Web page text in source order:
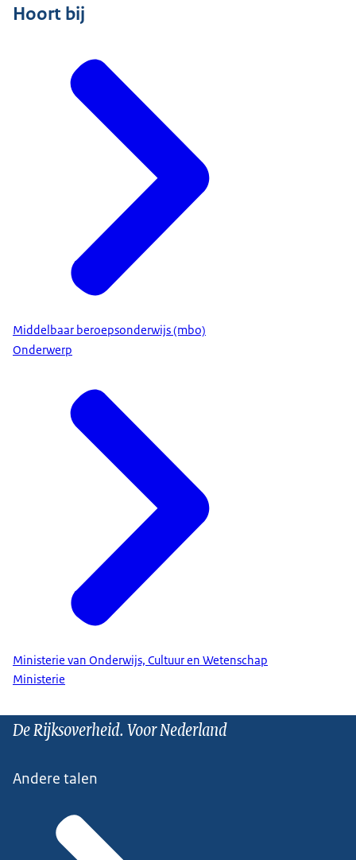
Hoort bij
Middelbaar beroepsonderwijs (mbo)
Onderwerp
Ministerie van Onderwijs, Cultuur en Wetenschap
Ministerie
De Rijksoverheid. Voor Nederland
Andere talen